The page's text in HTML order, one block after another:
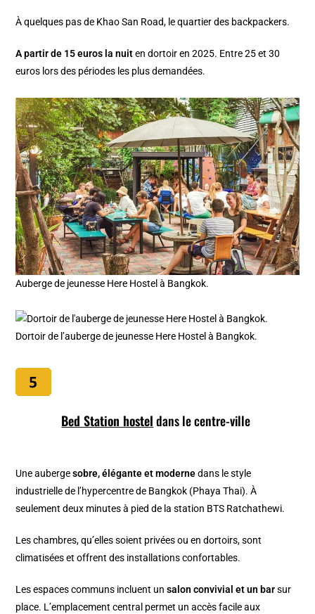
À quelques pas de Khao San Road, le quartier des backpackers.
A partir de 15 euros la nuiten dortoir en 2025. Entre 25 et 30
euros lors des périodes les plus demandées.
Auberge de jeunesse Here Hostel à Bangkok.
Dortoir de l’auberge de jeunesse Here Hostel à Bangkok.
Bed Station hosteldans le centre-ville
Une aubergesobre, élégante et modernedans le style
industrielle de l’hypercentre de Bangkok (Phaya Thai). À
seulement deux minutes à pied de la station BTS Ratchathewi.
Les chambres, qu’elles soient privées ou en dortoirs, sont
climatisées et offrent des installations confortables.
Les espaces communs incluent un salon convivial et un barsur
place. L’emplacement central permet un accès facile aux